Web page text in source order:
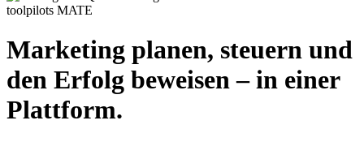
toolpilots MATE
Marketing planen, steuern und
den Erfolg beweisen – in einer
Plattform.